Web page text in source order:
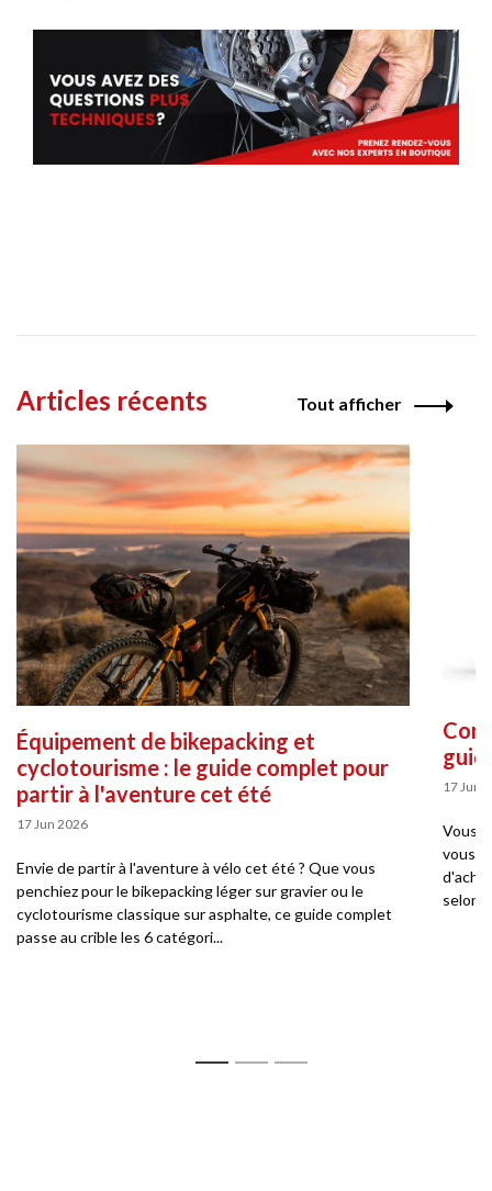
Articles récents Tout afficher
Équipement de bikepacking et
cyclotourisme : le guide complet pour
partir à l'aventure cet été
17 Jun 2026
Envie de partir à l'aventure à vélo cet été ? Que vous
penchiez pour le bikepacking léger sur gravier ou le
cyclotourisme classique sur asphalte, ce guide complet
passe au crible les 6 catégori...
17 Jun
Vous
vous
selon